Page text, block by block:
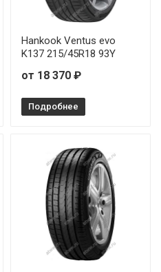
Hankook Ventus evo
K137 215/45R18 93Y
от 18 370 ₽
Подробнее